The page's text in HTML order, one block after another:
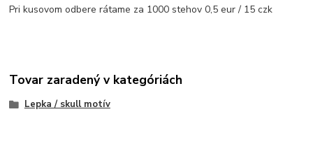
Pri kusovom odbere rátame za 1000 stehov 0,5 eur / 15 czk
Tovar zaradený v kategóriách
Lepka / skull motív